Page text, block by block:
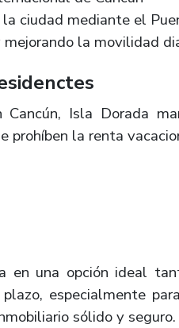
ciudad mediante el
la movilidad
Isla Dorada
prohíben la renta
en una opción ideal
especialmente
sólido y seguro.